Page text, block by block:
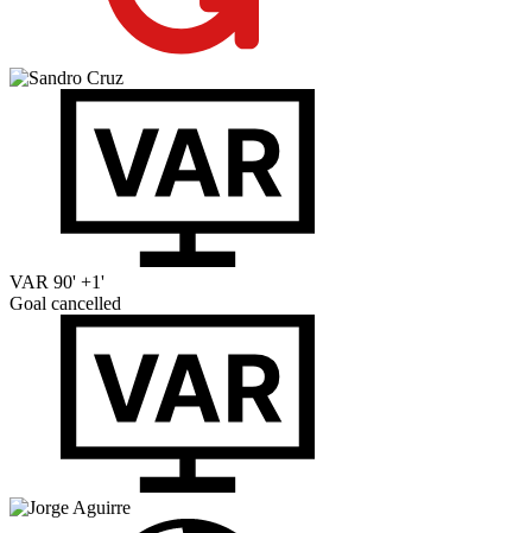
VAR 90' +1'
Goal cancelled